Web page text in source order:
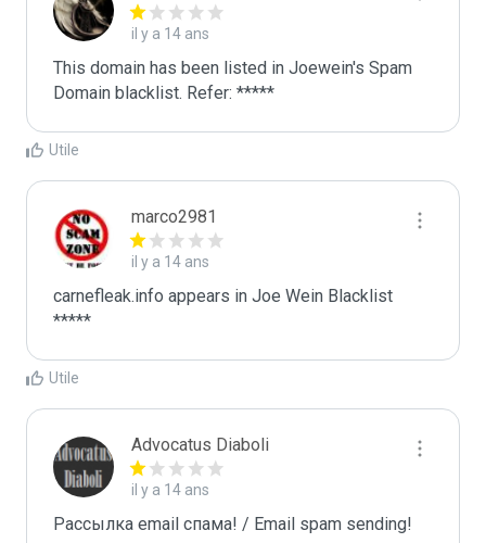
il y a 14 ans
This domain has been listed in Joewein's Spam
Domain blacklist. Refer: *****
Utile
marco2981
il y a 14 ans
carnefleak.info appears in Joe Wein Blacklist
*****
Utile
Advocatus Diaboli
il y a 14 ans
Рассылка email спама! / Email spam sending!